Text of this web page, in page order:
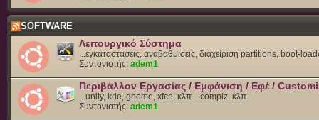
SOFTWARE
Λειτουργικό Σύστημα
...εγκαταστάσεις, αναβαθμίσεις, διαχείριση partitions, boot-
Συντονιστής: adem1
Περιβάλλον Εργασίας / Εμφάνιση / Εφέ /
...unity, kde, gnome, xfce, κλπ ...compiz, κλπ
Συντονιστής: adem1